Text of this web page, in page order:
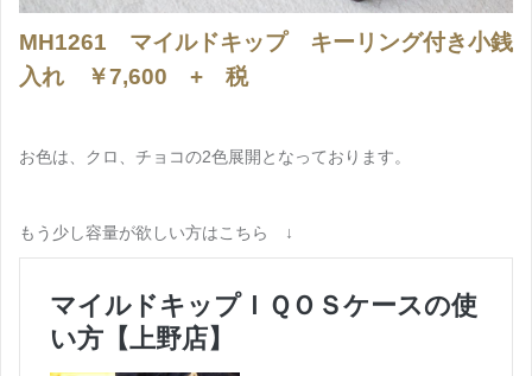
MH1261 マイルドキップ キーリング付き小銭
入れ ￥7,600 + 税
お色は、クロ、チョコの2色展開となっております。
もう少し容量が欲しい方はこちら ↓